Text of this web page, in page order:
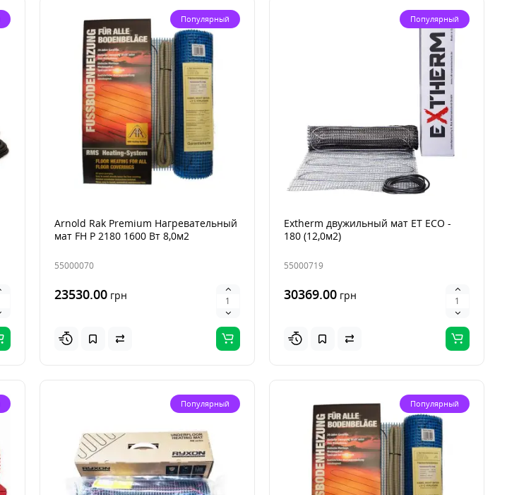
Популярный
Arnold Rak Premium Нагревательный
мат FH Р 2180 1600 Вт 8,0м2
55000070
23530.00грн
Популярный
Extherm двужильный мат ET ECO -
180 (12,0м2)
55000719
30369.00грн
Популярный Популярный